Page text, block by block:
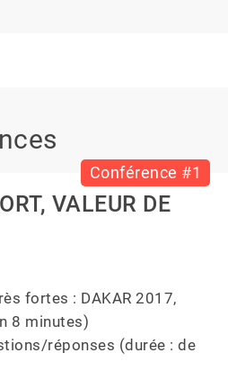
Conférence #1
VALEUR DE
fortes : DAKAR 2017,
8 minutes)
réponses (durée : de